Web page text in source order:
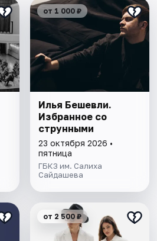
от 1 000 ₽
Илья Бешевли.
Избранное со
струнными
23 октября 2026 •
пятница
ГБКЗ им. Салиха
Сайдашева
от 2 500 ₽